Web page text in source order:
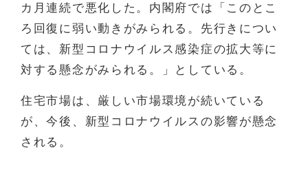
カ月連続で悪化した。内閣府では「このとこ
ろ回復に弱い動きがみられる。先行きについ
ては、新型コロナウイルス感染症の拡大等に
対する懸念がみられる。」としている。
住宅市場は、厳しい市場環境が続いている
が、今後、新型コロナウイルスの影響が懸念
される。